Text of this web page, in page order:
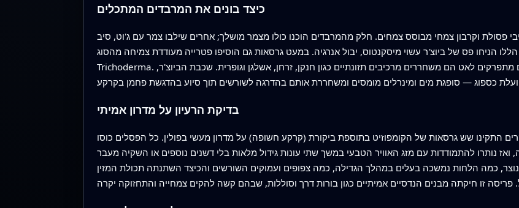
כיצד בונים את המרבדים המתכלים
פסולת וקרבון צמחי מבוסס צמחים. חלק מהמרבדים הוכנו כולו מצמר מושלך; אחרים שילבו צמר עם ג'וט, סיב
הניחו פס של ביוצ'ר עשוי מיסקנטוס, יבול אנרגיה. במעט גרסאות גם הוסיפו פטרייה מעודדת צמיחה מהסוג
Trichoderma. הסיבים פועלים כשלד שמייצב את הקרקע וכאשר הם מתפרקים לאט הם משחררים מרכיבים תזונתיים כגון חנקן, זרחן, אשלגן וגופרית. שכבת הביוצ'ר,
בדיקת הרעיון על מדרון אמיתי
התקינו שש גרסאות של הקומפוזיט בתוספת ביקורת (קרקע חשופה) על מדרון מעשי בפולין. כל הפסלים כוסו
נותרו להתמודדות עם מזג האוויר הטבעי במשך שתי עונות גידול מלאות בלי דשנים נוספים או השקיה מעבר
כמה הלחות נמשכה בעלים במהלך הגדילה, כמה צפופים ועמוקים השורשים והכיצד השתנתה תכולת המזין